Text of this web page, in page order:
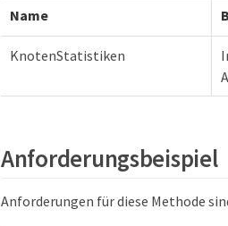
Name
KnotenStatistiken
Anforderungsbeispiel
Anforderungen für diese Methode